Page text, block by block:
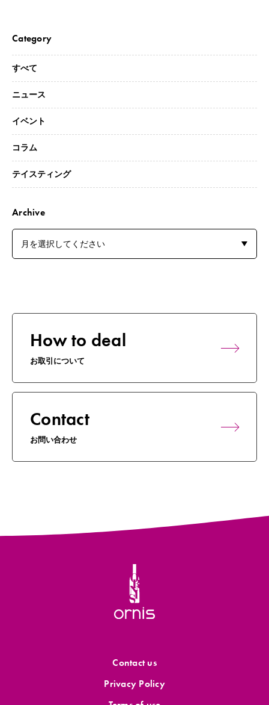
Category
すべて
ニュース
イベント
コラム
テイスティング
Archive
How to deal
お取引について
Contact
お問い合わせ
Contact us
Privacy Policy